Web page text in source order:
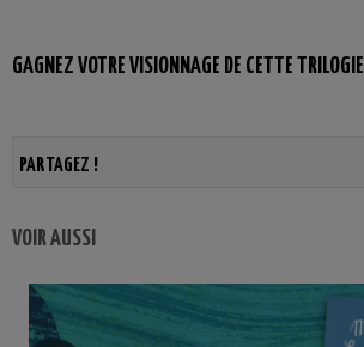
GAGNEZ VOTRE VISIONNAGE DE CETTE
PARTAGEZ !
VOIR AUSSI